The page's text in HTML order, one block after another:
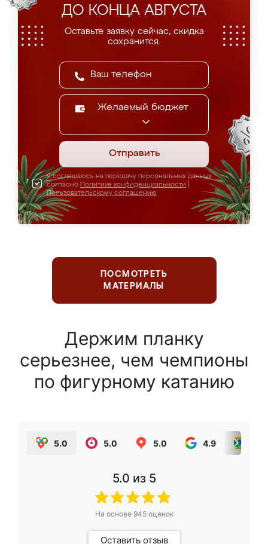
ДО КОНЦА АВГУСТА
Оставьте заявку сейчас, скидка
сохранится.
Желаемый бюджет
Отправить
Я соглашаюсь на передачу персональных данных
согласно Политике конфиденциальности
Пользовательскому соглашению
ПОСМОТРЕТЬ
МАТЕРИАЛЫ
Держим планку
серьезнее, чем чемпионы
по фигурному катанию
5.0 5.0 5.0 4.9
5.0 из 5
На основе 945оценок
Оставить отзыв